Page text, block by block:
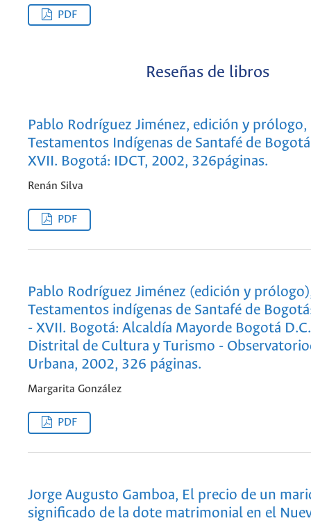
PDF
Reseñas de libros
Pablo Rodríguez Jiménez, edición y prólogo,
Testamentos Indígenas de Santafé de
XVII. Bogotá: IDCT, 2002, 326páginas.
Renán Silva
PDF
Pablo Rodríguez Jiménez (edición y
Testamentos indígenas de Santafé de
- XVII. Bogotá: Alcaldía Mayorde Bogotá
Distrital de Cultura y Turismo -
Urbana, 2002, 326 páginas.
Margarita González
PDF
Jorge Augusto Gamboa, El precio de un
significado de la dote matrimonial en el